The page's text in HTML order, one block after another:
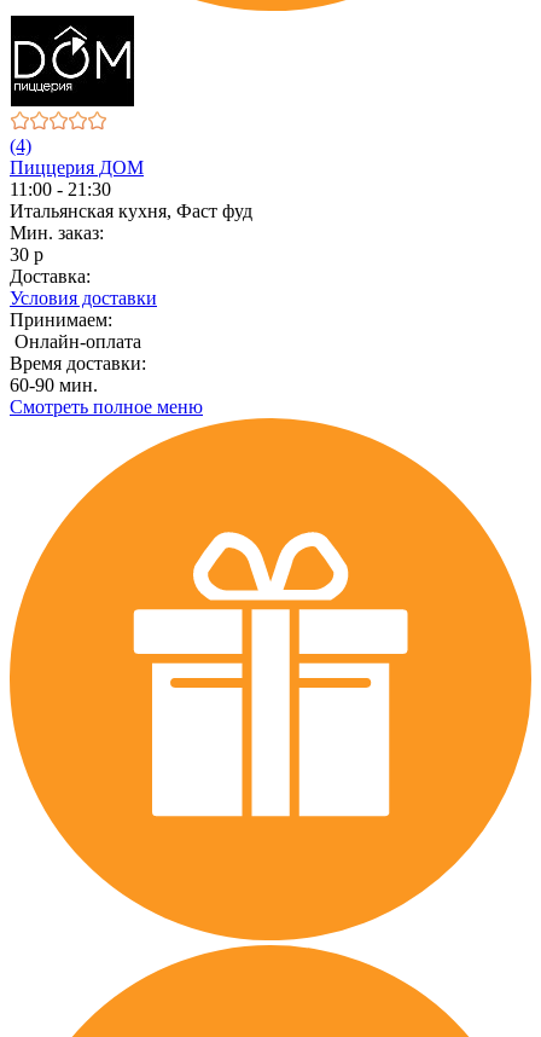
(4)
Пиццерия ДОМ
11:00 - 21:30
Итальянская кухня, Фаст фуд
Мин. заказ:
30 р
Доставка:
Условия доставки
Принимаем:
Онлайн-оплата
Время доставки:
60-90 мин.
Смотреть полное меню